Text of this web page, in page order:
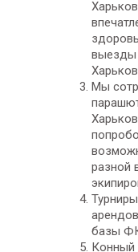
выезды
Мы
разной
базы
Конный